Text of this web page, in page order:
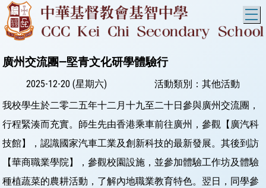
廣州交流團—堅青文化研學體驗行
2025-12-20 (星期六)
活動類別：其他活動
我校學生於二零二五年十二月十九至二十日參與廣州交流團，
行程緊湊而充實。師生先由香港乘車前往廣州，參觀【廣汽科
技館】，認識國家汽車工業及創新科技的最新發展。其後到訪
【華商職業學院】，參觀校園設施，並參加體驗工作坊及體驗
種植蔬菜的農耕活動，了解內地職業教育特色。翌日，同學參